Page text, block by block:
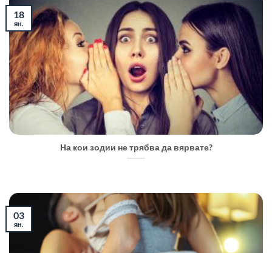
На кои зодии не трябва да вярвате?
18
ян.
03
ян.